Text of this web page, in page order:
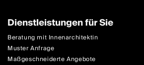
Dienstleistungen für Sie
Beratung mit Innenarchitektin
Muster Anfrage
Maßgeschneiderte Angebote